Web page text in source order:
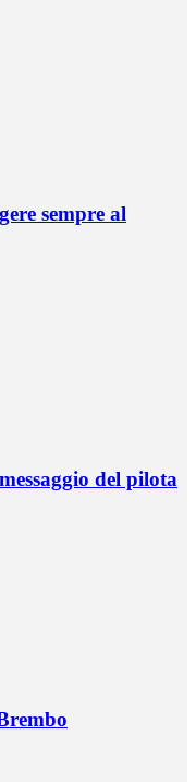
sempre al
del pilota